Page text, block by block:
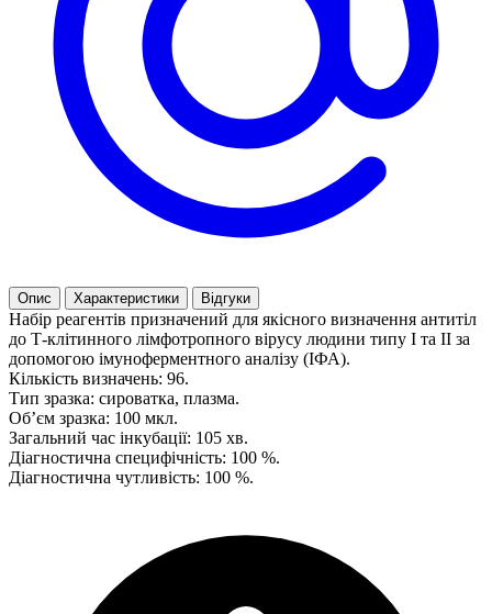
Опис Характеристики Відгуки
Набір реагентів призначений для якісного визначення антитіл
до Т-клітинного лімфотропного вірусу людини типу I та II за
допомогою імуноферментного аналізу (ІФА).
Кількість визначень: 96.
Тип зразка: сироватка, плазма.
Об’єм зразка: 100 мкл.
Загальний час інкубації: 105 хв.
Діагностична специфічність: 100 %.
Діагностична чутливість: 100 %.